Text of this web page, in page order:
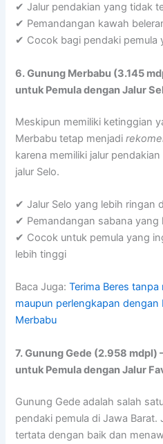
✔ Jalur pendakian yang tidak
✔ Pemandangan kawah
✔ Cocok bagi pendaki pemula
6. Gunung Merbabu (3.145
untuk Pemula dengan Jalur
Meskipun memiliki ketinggian
Merbabu tetap menjadi
karena memiliki jalur
jalur Selo.
✔ Jalur Selo yang lebih ringan
✔ Pemandangan sabana yang
✔ Cocok untuk pemula yang
lebih tinggi
Baca Juga:Terima Beres
maupun perlengkapan dengan
Merbabu
7. Gunung Gede (2.958 mdpl)
untuk Pemula dengan Jalur
Gunung Gede adalah salah
pendaki pemula di Jawa
tertata dengan baik dan